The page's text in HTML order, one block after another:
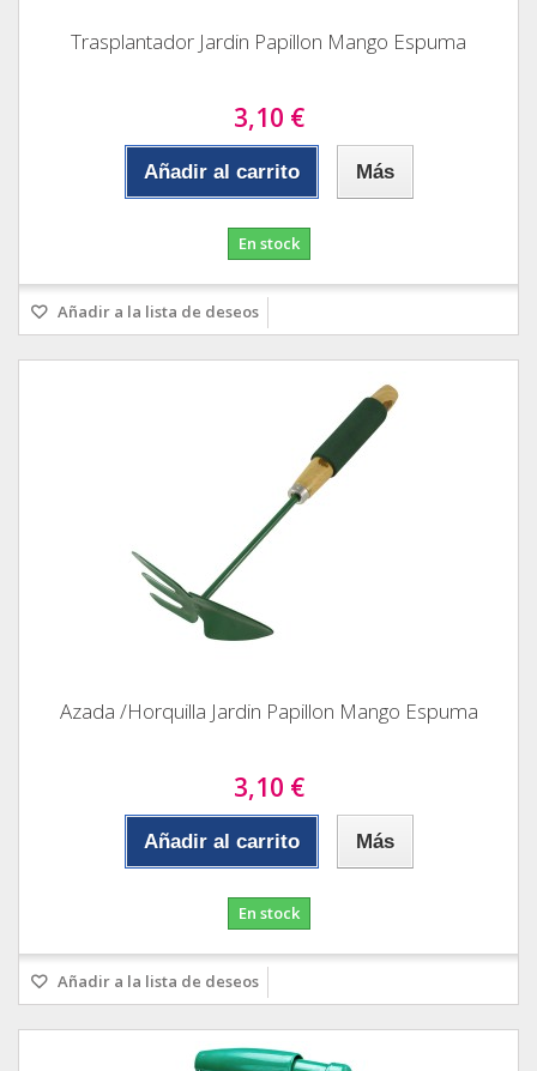
Trasplantador Jardin Papillon Mango Espuma
3,10 €
Añadir al carrito Más
En stock
Añadir a la lista de deseos
Azada /Horquilla Jardin Papillon Mango Espuma
3,10 €
Añadir al carrito Más
En stock
Añadir a la lista de deseos